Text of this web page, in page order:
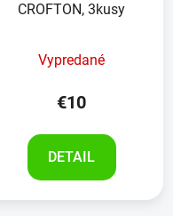
CROFTON, 3kusy
Vypredané
€10
DETAIL